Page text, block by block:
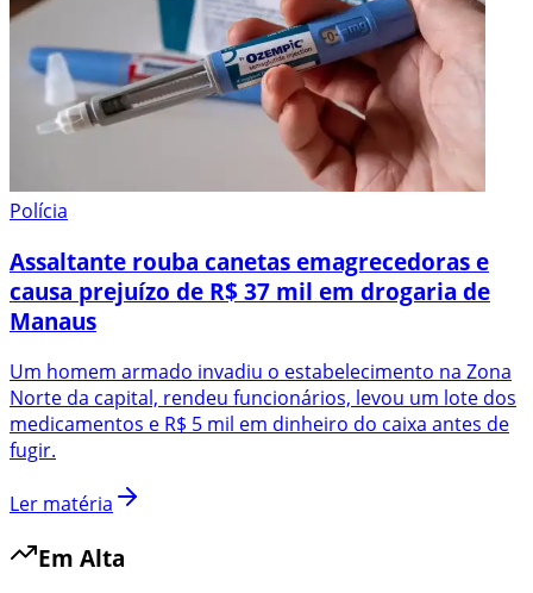
Polícia
Assaltante rouba canetas emagrecedoras e
causa prejuízo de R$ 37 mil em drogaria de
Manaus
Um homem armado invadiu o estabelecimento na Zona
Norte da capital, rendeu funcionários, levou um lote dos
medicamentos e R$ 5 mil em dinheiro do caixa antes de
fugir.
Ler matéria
Em Alta